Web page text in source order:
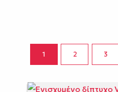
1 2 3